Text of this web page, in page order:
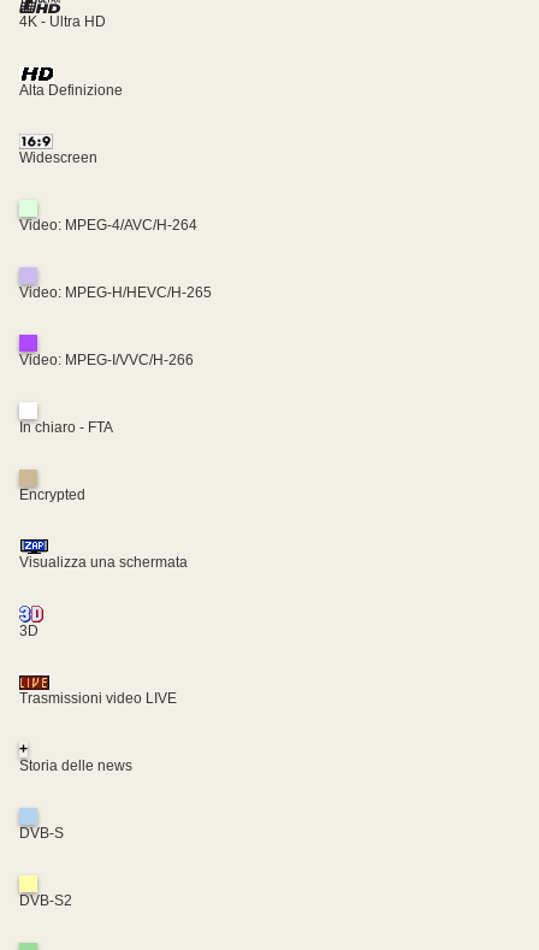
4K - Ultra HD
Alta Definizione
Widescreen
Video: MPEG-4/AVC/H-264
Video: MPEG-H/HEVC/H-265
Video: MPEG-I/VVC/H-266
In chiaro - FTA
Encrypted
Visualizza una schermata
3D
Trasmissioni video LIVE
+
Storia delle news
DVB-S
DVB-S2